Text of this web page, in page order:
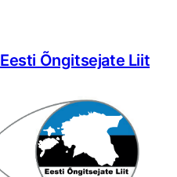
Eesti Õngitsejate Liit